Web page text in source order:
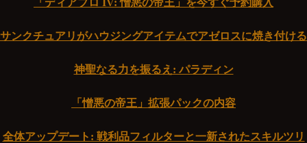
「ディアブロ IV: 憎悪の帝王」を今すぐ予約購入
サンクチュアリがハウジングアイテムでアゼロスに焼き付ける
神聖なる力を振るえ: パラディン
「憎悪の帝王」拡張パックの内容
全体アップデート: 戦利品フィルターと一新されたスキルツリ